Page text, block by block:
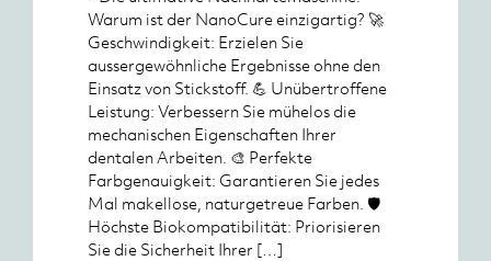
Warum ist der NanoCure einzigartig? 🚀
Geschwindigkeit: Erzielen Sie
aussergewöhnliche Ergebnisse ohne den
Einsatz von Stickstoff. 💪 Unübertroffene
Leistung: Verbessern Sie mühelos die
mechanischen Eigenschaften Ihrer
dentalen Arbeiten. 🎨 Perfekte
Farbgenauigkeit: Garantieren Sie jedes
Mal makellose, naturgetreue Farben. 🛡️
Höchste Biokompatibilität: Priorisieren
Sie die Sicherheit Ihrer […]